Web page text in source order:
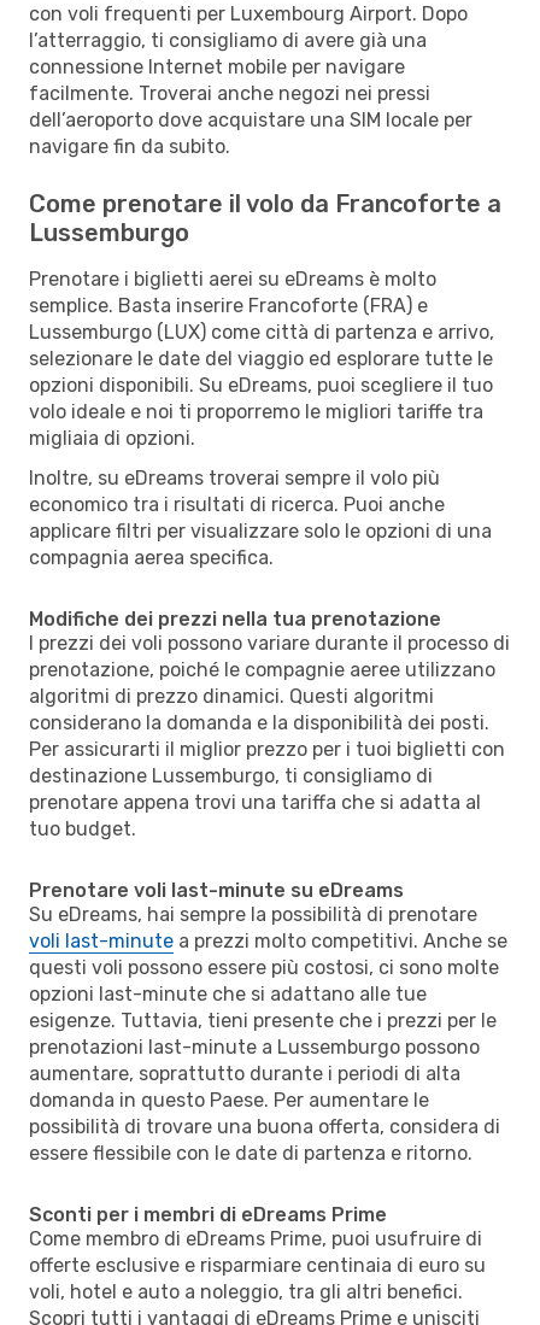
con voli frequenti per Luxembourg Airport. Dopo
l’atterraggio, ti consigliamo di avere già una
connessione Internet mobile per navigare
facilmente. Troverai anche negozi nei pressi
dell’aeroporto dove acquistare una SIM locale per
navigare fin da subito.
Come prenotare il volo da Francoforte a
Lussemburgo
Prenotare i biglietti aerei su eDreams è molto
semplice. Basta inserire Francoforte (FRA) e
Lussemburgo (LUX) come città di partenza e arrivo,
selezionare le date del viaggio ed esplorare tutte le
opzioni disponibili. Su eDreams, puoi scegliere il tuo
volo ideale e noi ti proporremo le migliori tariffe tra
migliaia di opzioni.
Inoltre, su eDreams troverai sempre il volo più
economico tra i risultati di ricerca. Puoi anche
applicare filtri per visualizzare solo le opzioni di una
compagnia aerea specifica.
Modifiche dei prezzi nella tua prenotazione
I prezzi dei voli possono variare durante il processo di
prenotazione, poiché le compagnie aeree utilizzano
algoritmi di prezzo dinamici. Questi algoritmi
considerano la domanda e la disponibilità dei posti.
Per assicurarti il miglior prezzo per i tuoi biglietti con
destinazione Lussemburgo, ti consigliamo di
prenotare appena trovi una tariffa che si adatta al
tuo budget.
Prenotare voli last-minute su eDreams
Su eDreams, hai sempre la possibilità di prenotare
voli last-minute a prezzi molto competitivi. Anche se
questi voli possono essere più costosi, ci sono molte
opzioni last-minute che si adattano alle tue
esigenze. Tuttavia, tieni presente che i prezzi per le
prenotazioni last-minute a Lussemburgo possono
aumentare, soprattutto durante i periodi di alta
domanda in questo Paese. Per aumentare le
possibilità di trovare una buona offerta, considera di
essere flessibile con le date di partenza e ritorno.
Sconti per i membri di eDreams Prime
Come membro di eDreams Prime, puoi usufruire di
offerte esclusive e risparmiare centinaia di euro su
voli, hotel e auto a noleggio, tra gli altri benefici.
Scopri tutti i vantaggi di eDreams Prime e unisciti